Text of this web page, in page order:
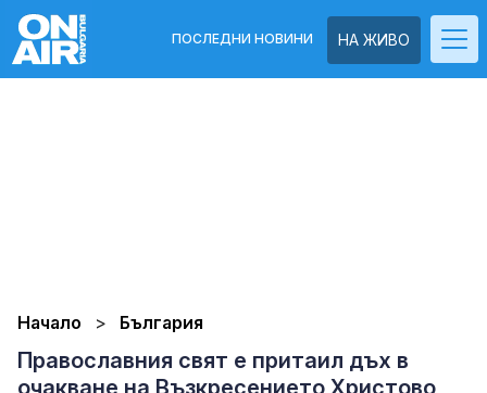
НА ЖИВО
ПОСЛЕДНИ НОВИНИ
Начало България
Православния свят е притаил дъх в
очакване на Възкресението Христово